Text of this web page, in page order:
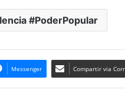
#PoderPopular
Messenger Compartir via